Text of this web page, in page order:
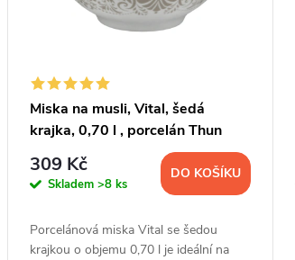
Miska na musli, Vital, šedá
krajka, 0,70 l , porcelán Thun
309 Kč
Skladem >8 ks
DO KOŠÍKU
Porcelánová miska Vital se šedou
krajkou o objemu 0,70 l je ideální na